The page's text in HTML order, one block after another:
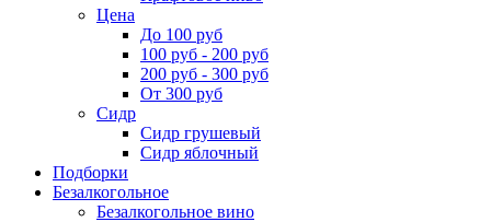
Цена
До 100 руб
100 руб - 200 руб
200 руб - 300 руб
От 300 руб
Сидр
Сидр грушевый
Сидр яблочный
Подборки
Безалкогольное
Безалкогольное вино